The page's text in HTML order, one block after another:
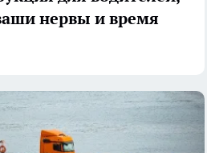
нервы и время